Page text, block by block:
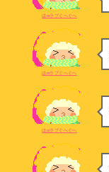
ほmラブぐへぐへ
ほmラブぐへぐへ
ほmラブぐへぐへ